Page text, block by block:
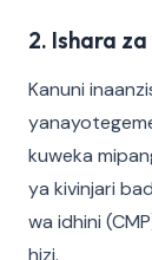
2. Ishara
Kanuni
kuweka
ya kivinjari
wa idhini
hizi.